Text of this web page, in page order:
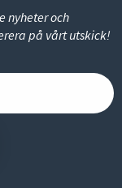
nyheter och
på vårt utskick!